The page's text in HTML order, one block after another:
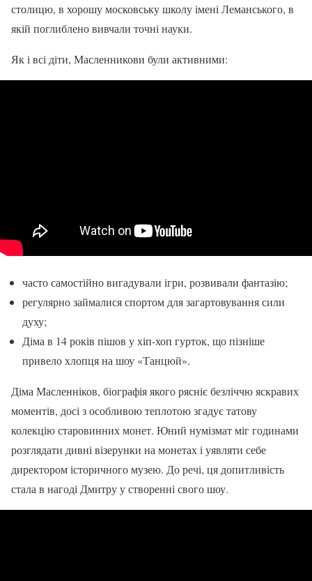
столицю, в хорошу московську школу імені Леманського, в
якій поглиблено вивчали точні науки.
Як і всі діти, Масленникови були активними:
часто самостійно вигадували ігри, розвивали фантазію;
регулярно займалися спортом для загартовування сили
духу;
Діма в 14 років пішов у хіп-хоп гурток, що пізніше
привело хлопця на шоу «Танцюй».
Діма Масленніков, біографія якого рясніє безліччю яскравих
моментів, досі з особливою теплотою згадує татову
колекцію старовинних монет. Юний нумізмат міг годинами
розглядати дивні візерунки на монетах і уявляти себе
директором історичного музею. До речі, ця допитливість
стала в нагоді Дмитру у створенні свого шоу.